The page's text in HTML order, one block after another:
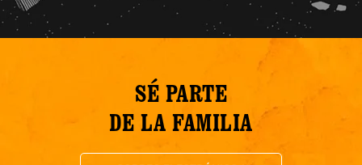
SÉ PARTE
DE LA FAMILIA